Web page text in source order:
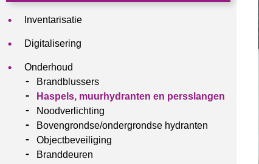
Inventarisatie
Digitalisering
Onderhoud
Brandblussers
Haspels, muurhydranten en persslangen
Noodverlichting
Bovengrondse/ondergrondse hydranten
Objectbeveiliging
Branddeuren